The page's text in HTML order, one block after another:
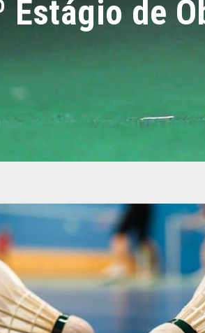
Estágio de